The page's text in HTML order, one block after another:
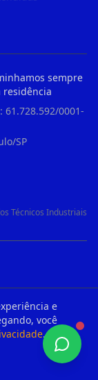
e
você
.
sempre
residência
61.728.592/0001-
SP
Técnicos Industriais